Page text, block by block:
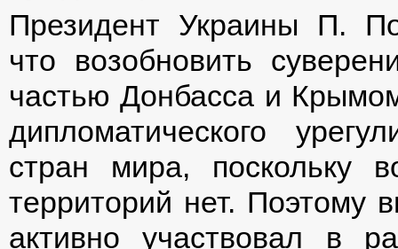
Президент Украины П.
что возобновить
частью Донбасса и
дипломатического
стран мира, поскольку
территорий нет. Поэтому
активно участвовал в